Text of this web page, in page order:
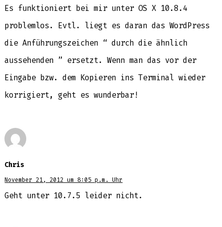
Es funktioniert bei mir unter OS X 10.8.4
problemlos. Evtl. liegt es daran das WordPress
die Anführungszeichen “ durch die ähnlich
aussehenden ” ersetzt. Wenn man das vor der
Eingabe bzw. dem Kopieren ins Terminal wieder
korrigiert, geht es wunderbar!
Chris
November 21, 2012 um 8:05 p.m. Uhr
Geht unter 10.7.5 leider nicht.